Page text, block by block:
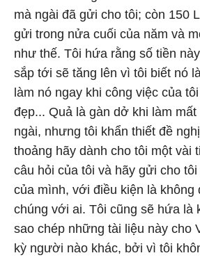
mà ngài đã gửi cho tôi; còn 150
gửi trong nửa cuối của năm và
như thế. Tôi hứa rằng số tiền
sắp tới sẽ tăng lên vì tôi biết nó
làm nó ngay khi công việc của
đẹp... Quả là gàn dở khi làm
ngài, nhưng tôi khẩn thiết đề
thoảng hãy dành cho tôi một vài
câu hỏi của tôi và hãy gửi cho
của mình, với điều kiện là không
chúng với ai. Tôi cũng sẽ hứa là
sao chép những tài liệu này cho
kỳ người nào khác, bởi vì tôi